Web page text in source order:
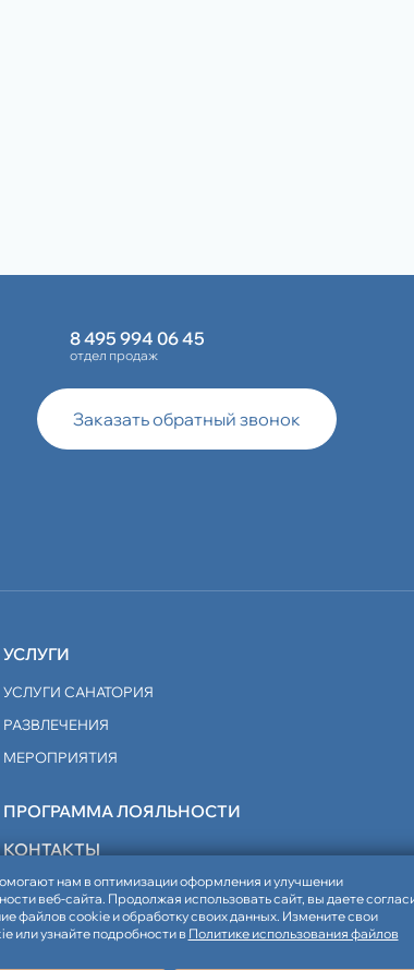
нам в оптимизации оформления и улучшении
веб-сайта. Продолжая использовать сайт, вы даете
файлов cookie и обработку своих данных. Измените свои
или узнайте подробности в Политике использования файлов
8 495 994 06 45
отдел продаж
Заказать обратный звонок
УСЛУГИ
УСЛУГИ САНАТОРИЯ
РАЗВЛЕЧЕНИЯ
МЕРОПРИЯТИЯ
ПРОГРАММА ЛОЯЛЬНОСТИ
КОНТАКТЫ